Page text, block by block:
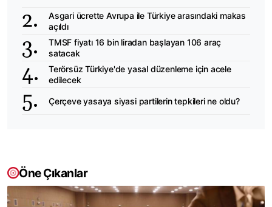
Asgari ücrette Avrupa ile Türkiye arasındaki makas
açıldı
TMSF fiyatı 16 bin liradan başlayan 106 araç
satacak
Terörsüz Türkiye'de yasal düzenleme için acele
edilecek
Çerçeve yasaya siyasi partilerin tepkileri ne oldu?
Öne Çıkanlar